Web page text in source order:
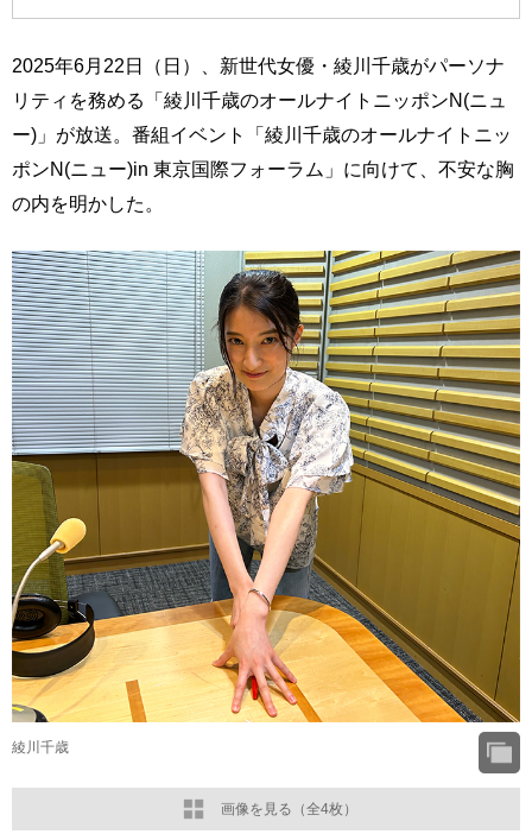
2025年6月22日（日）、新世代女優・綾川千歳がパーソナ
リティを務める「綾川千歳のオールナイトニッポンN(ニュ
ー)」が放送。番組イベント「綾川千歳のオールナイトニッ
ポンN(ニュー)in 東京国際フォーラム」に向けて、不安な胸
の内を明かした。
画像を見る（全4枚）
綾川千歳